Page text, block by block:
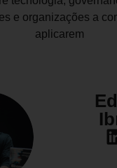
e organizações a
aplicarem